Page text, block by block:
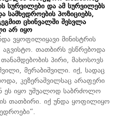
სურვილები და ამ სურვილებს
სამხედროების პოზიციებს,
ცხინვალში შესვლა
არ იყო
ვყოფილიყავი მინისტრის
თათბირს ესწრებოდა
პირი, მახოსოვს
მერაბიშვილი. იქ, სადაც
კეზერაშვილსაც არაფერი
ეს იყო უშუალოდ საბრძოლო
თათბირი. იქ უნდა ყოფილიყო